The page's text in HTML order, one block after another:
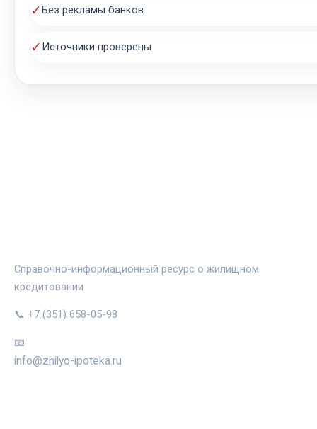
✓ Без рекламы банков
✓ Источники проверены
Справочно-информационный ресурс о жилищном
кредитовании
📞 +7 (351) 658-05-98
📧
info@zhilyo-ipoteka.ru